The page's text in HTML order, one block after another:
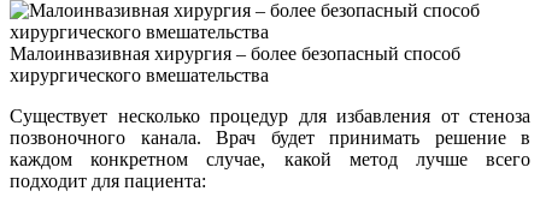
Малоинвазивная хирургия – более безопасный способ
хирургического вмешательства
Существует несколько процедур для избавления от стеноза
позвоночного канала. Врач будет принимать решение в
каждом конкретном случае, какой метод лучше всего
подходит для пациента: